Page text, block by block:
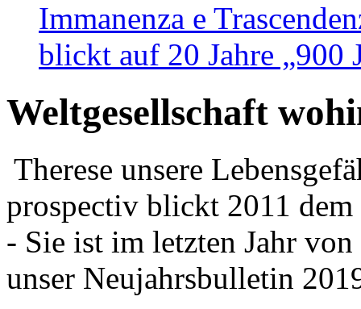
Immanenza e
blickt auf 20 Jahre „900
Weltgesellschaft
Therese unsere
prospectiv blickt 2011
- Sie ist im letzten Jahr
unser Neujahrsbulletin